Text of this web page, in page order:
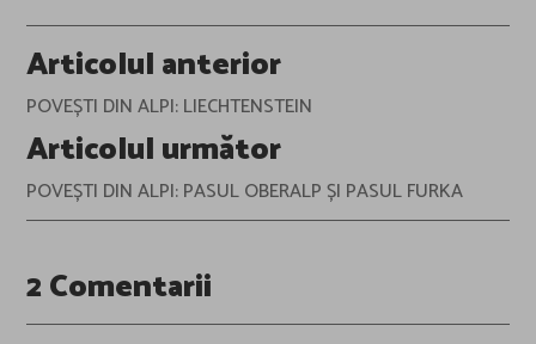
Post
navigation
Articolul anterior
POVEȘTI DIN ALPI: LIECHTENSTEIN
Articolul următor
POVEȘTI DIN ALPI: PASUL OBERALP ȘI PASUL FURKA
2 Comentarii